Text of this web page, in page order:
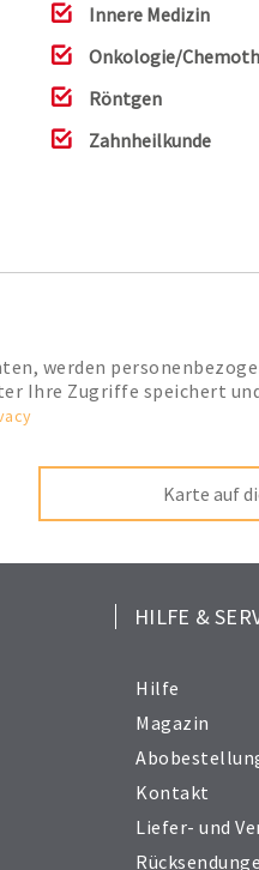
Innere Medizin
Onkologie/
Röntgen
Zahnheilkunde
werden
Ihre Zugriffe speichert
Karte auf
HILFE &
Hilfe
Magazin
Kontakt
Liefer- und